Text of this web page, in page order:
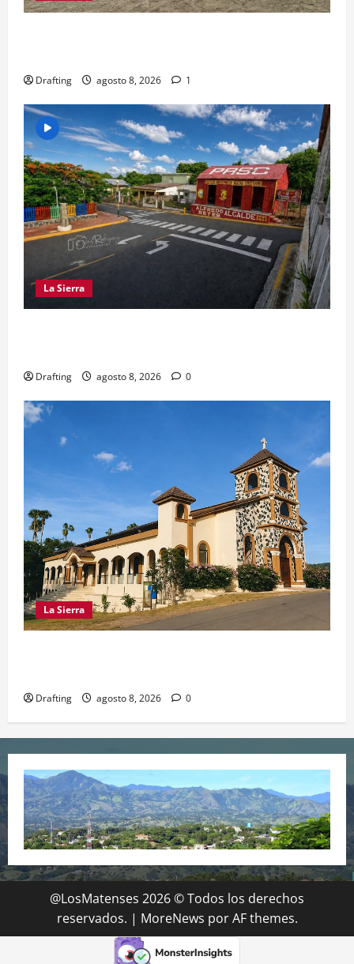
Drafting agosto 8, 2026 1
La Sierra
Drafting agosto 8, 2026 0
La Sierra
Drafting agosto 8, 2026 0
@LosMatenses 2026 © Todos los derechos
reservados. | MoreNews por AF themes.